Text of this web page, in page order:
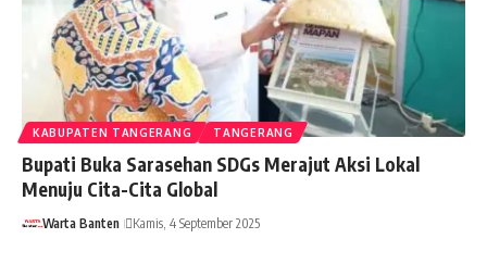
KABUPATEN TANGERANG TANGERANG
Bupati Buka Sarasehan SDGs Merajut Aksi Lokal
Menuju Cita-Cita Global
Warta Banten Kamis, 4 September 2025